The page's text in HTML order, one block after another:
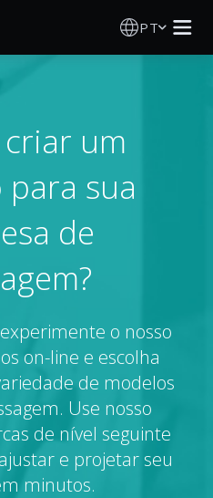
PT
SESSÃO
um
sua
de
o nosso
on-line e escolha
de modelos
Use nosso
de nível seguinte
e projetar seu
minutos.